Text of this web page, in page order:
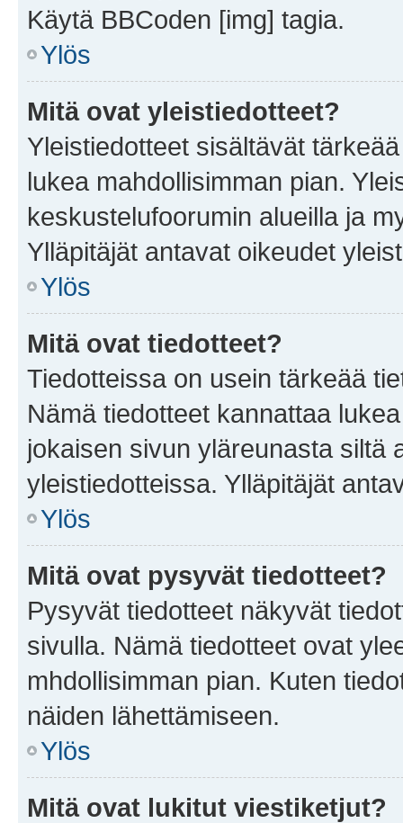
Käytä BBCoden [img] tagia.
Ylös
Mitä ovat yleistiedotteet?
Yleistiedotteet sisältävät
lukea mahdollisimman pian.
keskustelufoorumin alueilla ja
Ylläpitäjät antavat oikeudet
Ylös
Mitä ovat tiedotteet?
Tiedotteissa on usein tärkeää
Nämä tiedotteet kannattaa
jokaisen sivun yläreunasta siltä
yleistiedotteissa. Ylläpitäjät
Ylös
Mitä ovat pysyvät tiedotteet?
Pysyvät tiedotteet näkyvät
sivulla. Nämä tiedotteet ovat
mhdollisimman pian. Kuten
näiden lähettämiseen.
Ylös
Mitä ovat lukitut viestiketjut?